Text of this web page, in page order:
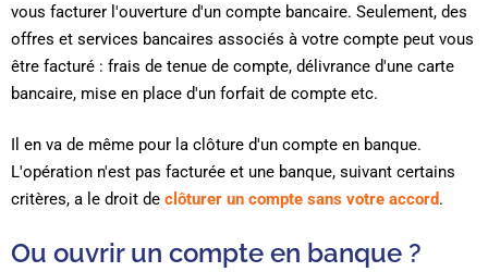
vous facturer l'ouverture d'un compte bancaire. Seulement, des
offres et services bancaires associés à votre compte peut vous
être facturé : frais de tenue de compte, délivrance d'une carte
bancaire, mise en place d'un forfait de compte etc.
Il en va de même pour la clôture d'un compte en banque.
L'opération n'est pas facturée et une banque, suivant certains
critères, a le droit de clôturer un compte sans votre accord.
Ou ouvrir un compte en banque ?